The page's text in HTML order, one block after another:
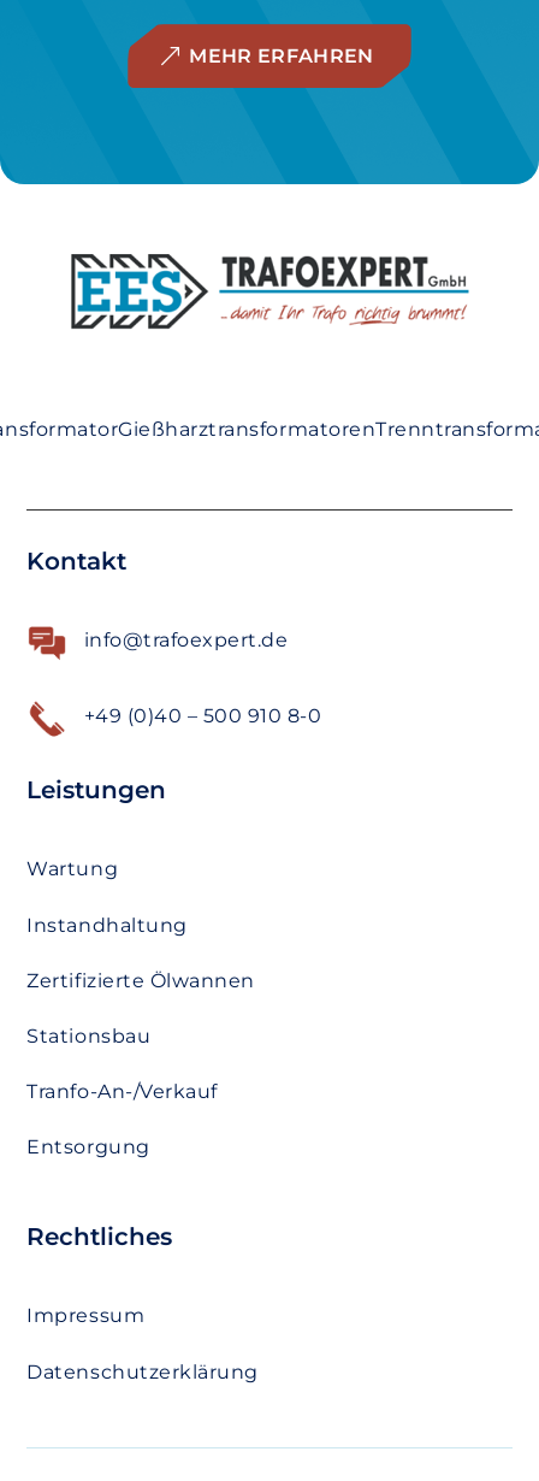
MEHR ERFAHREN
Gießharztransformatoren
Kontakt
info@trafoexpert.de
+49 (0)40 – 500 910 8-0
Leistungen
Wartung
Instandhaltung
Zertifizierte Ölwannen
Stationsbau
Tranfo-An-/Verkauf
Entsorgung
Rechtliches
Impressum
Datenschutzerklärung